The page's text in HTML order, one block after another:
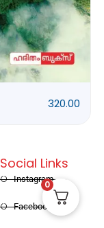
320.00
Social Links
Instagram
Facebook
0